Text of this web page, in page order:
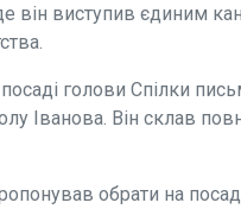
де він виступив єдиним
голови Спілки
Іванова. Він склав
обрати на